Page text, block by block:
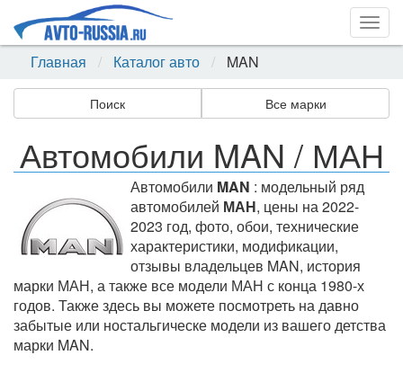
Главная
Каталог авто MAN
Поиск Все марки
Автомобили MAN / МАН
Автомобили MAN : модельный ряд
автомобилей МАН, цены на 2022-
2023 год, фото, обои, технические
характеристики, модификации,
отзывы владельцев MAN, история
марки МАН, а также все модели МАН с конца 1980-х
годов. Также здесь вы можете посмотреть на давно
забытые или ностальгическе модели из вашего детства
марки MAN.